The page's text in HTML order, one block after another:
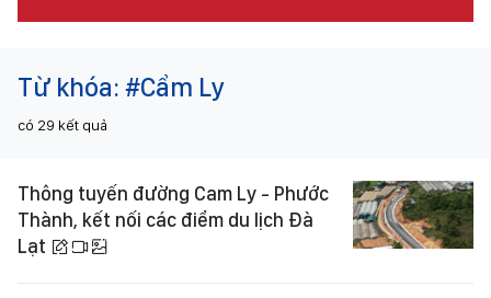
Từ khóa: #Cẩm Ly
có 29 kết quả
Thông tuyến đường Cam Ly - Phước
Thành, kết nối các điểm du lịch Đà
Lạt